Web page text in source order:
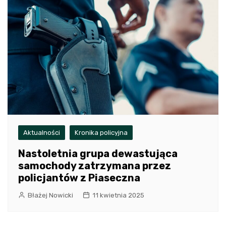
Aktualności Kronika policyjna
Nastoletnia grupa dewastująca
samochody zatrzymana przez
policjantów z Piaseczna
Błażej Nowicki 11 kwietnia 2025